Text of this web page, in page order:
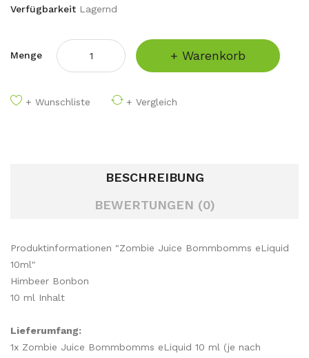
Verfügbarkeit Lagernd
Menge + Warenkorb
+ Wunschliste + Vergleich
BESCHREIBUNG
BEWERTUNGEN (0)
Produktinformationen "Zombie Juice Bommbomms eLiquid
10ml"
Himbeer Bonbon
10 ml Inhalt
Lieferumfang:
1x Zombie Juice Bommbomms eLiquid 10 ml (je nach